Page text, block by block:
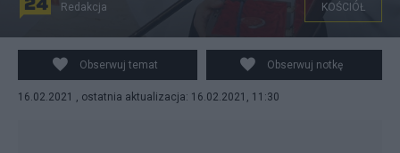
Ks. Andrzej Dymer. Fot. PAP/Jerzy Undro
Redakcja KOŚCIÓŁ
Obserwuj temat Obserwuj notkę
16.02.2021 , ostatnia aktualizacja: 16.02.2021, 11:30